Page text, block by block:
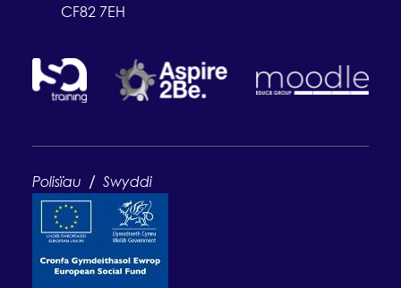
CF82 7EH
Polisïau / Swyddi